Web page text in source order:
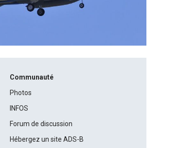
Communauté
Photos
INFOS
Forum de discussion
Hébergez un site ADS-B